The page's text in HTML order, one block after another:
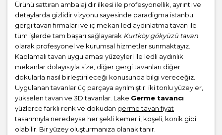
Ürünü sattıran ambalajıdır ilkesi ile profesyonellik, ayrıntı ve
detaylarda gizlidir vizyonu sayesinde paradigma istanbul
gergi tavan firmaları ve iç mekan led aydınlatma tavan ile
tüm işlerde tam başarı sağlayarak Kurtköy gökyüzü tavan
olarak profesyonel ve kurumsal hizmetler sunmaktayız.
Kaplamalı tavan uygulaması yüzeyleri ile ledli aydınlık
mekanlar dolayısıyla size, diğer gergi tavanları diğer
dokularla nasıl birleştirileceği konusunda bilgi vereceğiz.
Uygulanan tavanlar üç parçaya ayrılmıştır: iki tonlu yüzeyler,
yükselen tavan ve 3D tavanlar. Lake Germe tavancı
yüzlerce farklı renk ve dokudan germe tavan fiyat
tasarımıyla neredeyse her şekli kemerli, köşeli, konik gibi
olabilir. Bir yüzey oluşturmanıza olanak tanır.